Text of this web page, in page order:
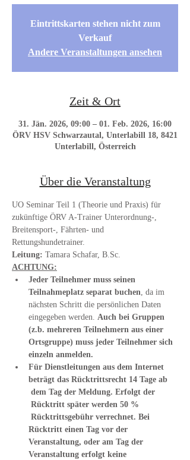
Eintrittskarten stehen nicht zum
Verkauf
Andere Veranstaltungen ansehen
Zeit & Ort
31. Jän. 2026, 09:00 – 01. Feb. 2026, 16:00
ÖRV HSV Schwarzautal, Unterlabill 18, 8421
Unterlabill, Österreich
Über die Veranstaltung
UO Seminar Teil 1 (Theorie und Praxis) für
zukünftige ÖRV A-Trainer Unterordnung-,
Breitensport-, Fährten- und
Rettungshundetrainer.
Leitung: Tamara Schafar, B.Sc.
ACHTUNG:
Jeder Teilnehmer muss seinen
Teilnahmeplatz separat buchen, da im
nächsten Schritt die persönlichen Daten
eingegeben werden. Auch bei Gruppen
(z.b. mehreren Teilnehmern aus einer
Ortsgruppe) muss jeder Teilnehmer sich
einzeln anmelden.
Für Dienstleitungen aus dem Internet
beträgt das Rücktrittsrecht 14 Tage ab
dem Tag der Meldung. Erfolgt der
Rücktritt später werden 50 %
Rücktrittsgebühr verrechnet. Bei
Rücktritt einen Tag vor der
Veranstaltung, oder am Tag der
Veranstaltung erfolgt keine